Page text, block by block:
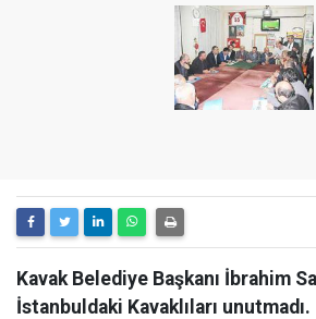
Kavak Belediye Başkanı İbrahim
İstanbuldaki Kavaklıları unutmadı.